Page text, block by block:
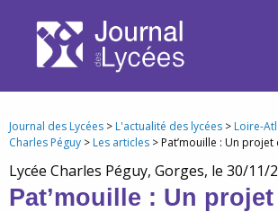
Journal des Lycées > L'actualité des lycées > Loire-
Charles Péguy > Les articles > Pat’mouille : Un
Lycée Charles Péguy, Gorges, le 30/11/
Pat’mouille : Un